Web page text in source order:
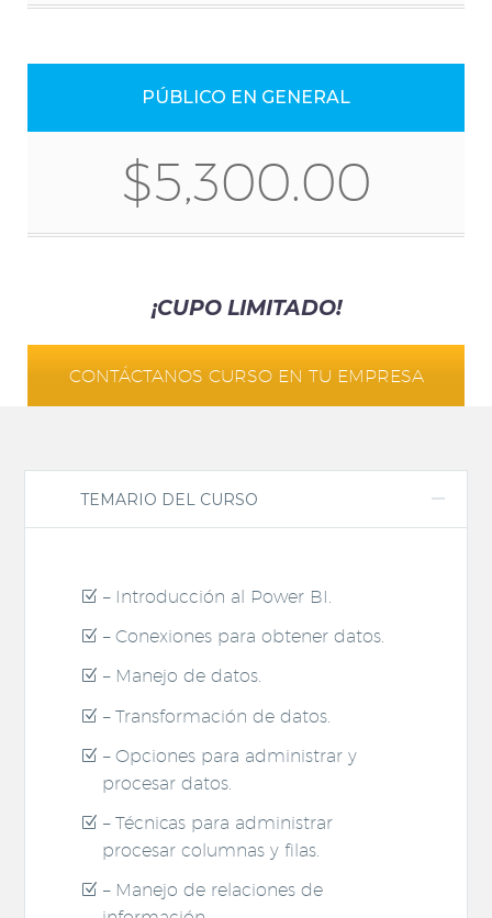
PÚBLICO EN GENERAL
$5,300.00
¡CUPO LIMITADO!
CONTÁCTANOS CURSO EN TU EMPRESA
TEMARIO DEL CURSO
– Introducción al Power BI.
– Conexiones para obtener datos.
– Manejo de datos.
– Transformación de datos.
– Opciones para administrar y
procesar datos.
– Técnicas para administrar
procesar columnas y filas.
– Manejo de relaciones de